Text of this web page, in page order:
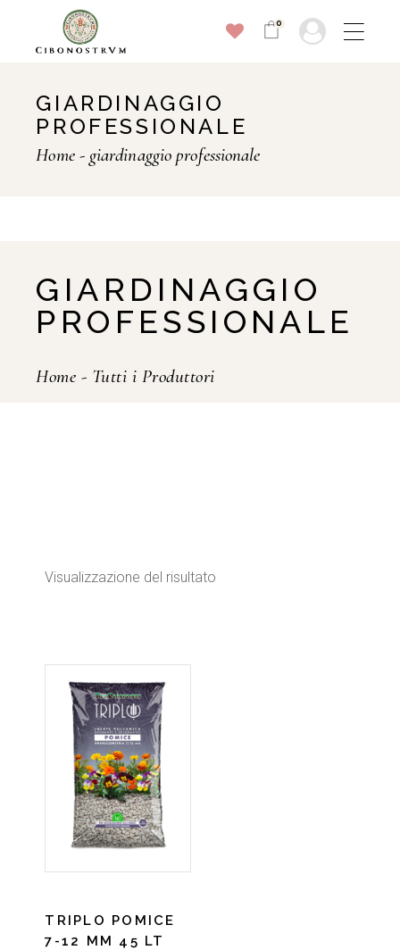
0
GIARDINAGGIO
PROFESSIONALE
Home giardinaggio professionale
GIARDINAGGIO
PROFESSIONALE
Home - Tutti i Produttori
Visualizzazione del risultato
TRIPLO POMICE
7-12 MM 45 LT